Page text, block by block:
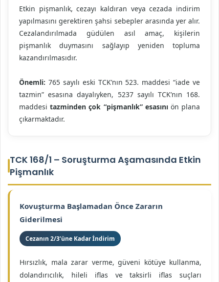
Etkin pişmanlık, cezayı kaldıran veya cezada indirim
yapılmasını gerektiren şahsi sebepler arasında yer alır.
Cezalandırılmada güdülen asıl amaç, kişilerin
pişmanlık duymasını sağlayıp yeniden topluma
kazandırılmasıdır.
Önemli: 765 sayılı eski TCK’nın 523. maddesi “iade ve
tazmin” esasına dayalıyken, 5237 sayılı TCK’nın 168.
maddesitazminden çok “pişmanlık” esasınıön plana
çıkarmaktadır.
TCK 168/1 – Soruşturma Aşamasında Etkin
Pişmanlık
Kovuşturma Başlamadan Önce Zararın
Giderilmesi
Cezanın 2/3’üne Kadar İndirim
Hırsızlık, mala zarar verme, güveni kötüye kullanma,
dolandırıcılık, hileli iflas ve taksirli iflas suçları